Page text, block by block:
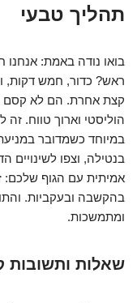
תהליך טבעי
בואו נודה באמת: אנחנו
ראש? כדור, חמש דקות,
קצת אחרת. הם לא קסם
הוליסטי וארוך טווח.
במיוחד כשמדובר
בנטילה, וצפו לשינויים
אמיתית עם הגוף
בהקשבה ובעקביות.
ומתמשכות.
שאלות ותשובות